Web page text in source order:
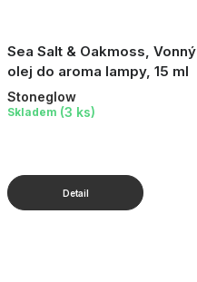
Sea Salt & Oakmoss, Vonný
olej do aroma lampy, 15 ml
Stoneglow
Skladem (3 ks)